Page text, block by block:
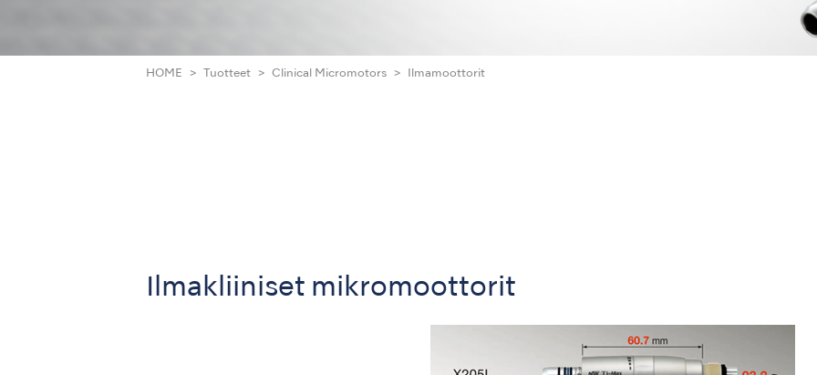
HOME Tuotteet Clinical Micromotors Ilmamoottorit
Ilmakliiniset mikromoottorit